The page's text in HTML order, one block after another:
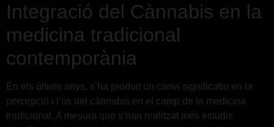
Integració del Cànnabis en la
medicina tradicional
contemporània
En els últims anys, s’ha produit un canvi significatiu en la
percepció i l’ús del cànnabis en el camp de la medicina
tradicional. A mesura que s’han realitzat més estudis